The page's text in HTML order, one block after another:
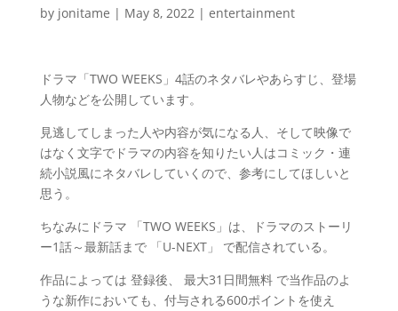
by jonitame | May 8, 2022| entertainment
ドラマ「TWO WEEKS」4話のネタバレやあらすじ、登場
人物などを公開しています。
見逃してしまった人や内容が気になる人、そして映像で
はなく文字でドラマの内容を知りたい人はコミック・連
続小説風にネタバレしていくので、参考にしてほしいと
思う。
ちなみにドラマ 「TWO WEEKS」は、ドラマのストーリ
ー1話～最新話まで
「U-NEXT」
で配信されている。
作品によっては 登録後、 最大31日間無料で当作品のよ
うな新作においても、付与される600ポイントを使え